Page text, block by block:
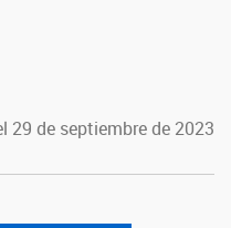
29 de septiembre de 2023